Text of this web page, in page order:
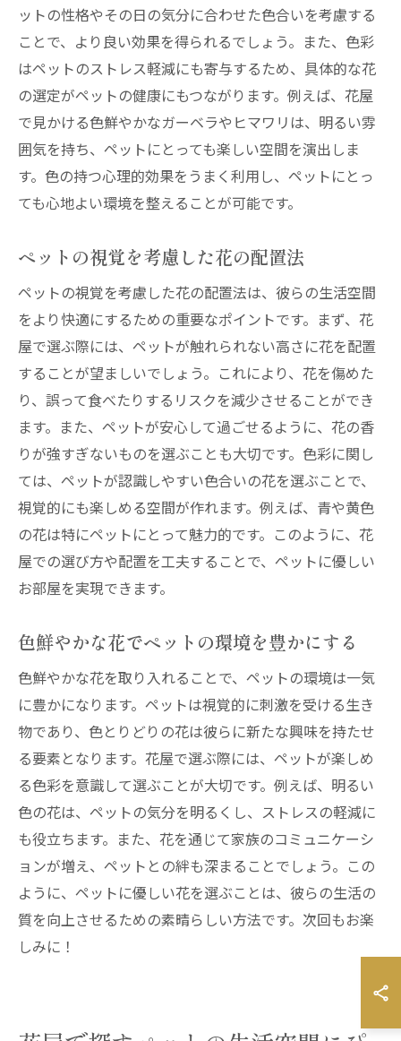
ットの性格やその日の気分に合わせた色合いを考慮する
ことで、より良い効果を得られるでしょう。また、色彩
はペットのストレス軽減にも寄与するため、具体的な花
の選定がペットの健康にもつながります。例えば、花屋
で見かける色鮮やかなガーベラやヒマワリは、明るい雰
囲気を持ち、ペットにとっても楽しい空間を演出しま
す。色の持つ心理的効果をうまく利用し、ペットにとっ
ても心地よい環境を整えることが可能です。
ペットの視覚を考慮した花の配置法
ペットの視覚を考慮した花の配置法は、彼らの生活空間
をより快適にするための重要なポイントです。まず、花
屋で選ぶ際には、ペットが触れられない高さに花を配置
することが望ましいでしょう。これにより、花を傷めた
り、誤って食べたりするリスクを減少させることができ
ます。また、ペットが安心して過ごせるように、花の香
りが強すぎないものを選ぶことも大切です。色彩に関し
ては、ペットが認識しやすい色合いの花を選ぶことで、
視覚的にも楽しめる空間が作れます。例えば、青や黄色
の花は特にペットにとって魅力的です。このように、花
屋での選び方や配置を工夫することで、ペットに優しい
お部屋を実現できます。
色鮮やかな花でペットの環境を豊かにする
色鮮やかな花を取り入れることで、ペットの環境は一気
に豊かになります。ペットは視覚的に刺激を受ける生き
物であり、色とりどりの花は彼らに新たな興味を持たせ
る要素となります。花屋で選ぶ際には、ペットが楽しめ
る色彩を意識して選ぶことが大切です。例えば、明るい
色の花は、ペットの気分を明るくし、ストレスの軽減に
も役立ちます。また、花を通じて家族のコミュニケーシ
ョンが増え、ペットとの絆も深まることでしょう。この
ように、ペットに優しい花を選ぶことは、彼らの生活の
質を向上させるための素晴らしい方法です。次回もお楽
しみに！